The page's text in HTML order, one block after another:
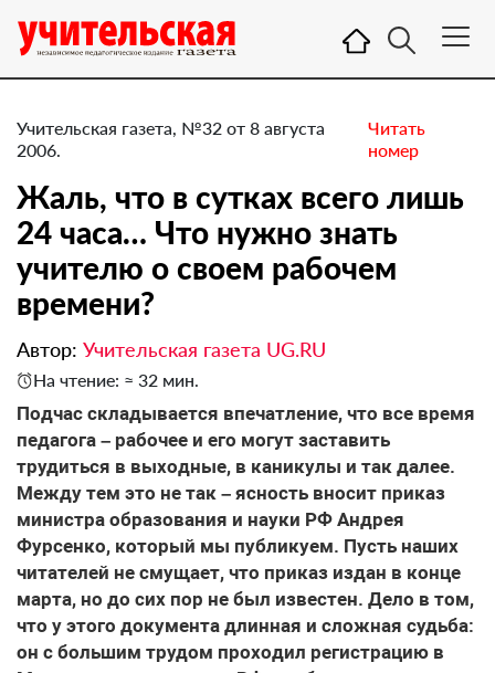
Учительская газета, №32 от 8 августа
2006.
Читать
номер
Жаль, что в сутках всего лишь
24 часа… Что нужно знать
учителю о своем рабочем
времени?
Автор: Учительская газета UG.RU
На чтение: ≈ 32 мин.
Подчас складывается впечатление, что все время
педагога – рабочее и его могут заставить
трудиться в выходные, в каникулы и так далее.
Между тем это не так – ясность вносит приказ
министра образования и науки РФ Андрея
Фурсенко, который мы публикуем. Пусть наших
читателей не смущает, что приказ издан в конце
марта, но до сих пор не был известен. Дело в том,
что у этого документа длинная и сложная судьба:
он с большим трудом проходил регистрацию в